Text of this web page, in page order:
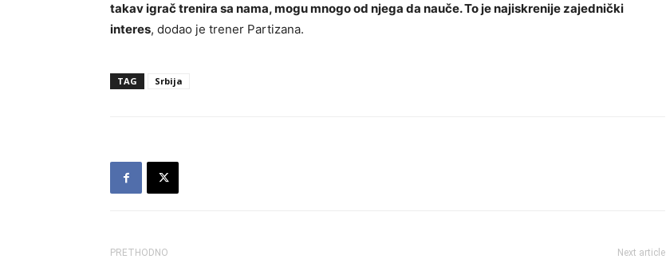
takav igrač trenira sa nama, mogu mnogo od njega da nauče. To je najiskrenije zajednički
interes, dodao je trener Partizana.
TAG Srbija
PRETHODNO Next article